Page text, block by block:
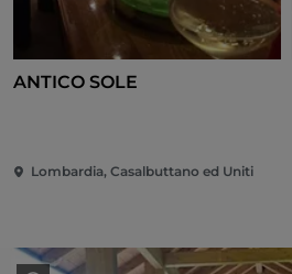
ANTICO SOLE
Lombardia, Casalbuttano ed Uniti